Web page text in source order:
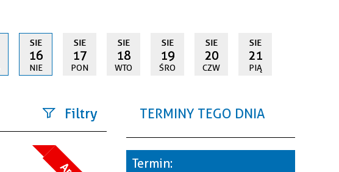
SIE
16
NIE
SIE
17
PON
SIE
18
WTO
SIE
19
ŚRO
SIE
20
CZW
SIE
21
PIĄ
Filtry
Szukana fraza
TERMINY TEGO DNIA
Termin: